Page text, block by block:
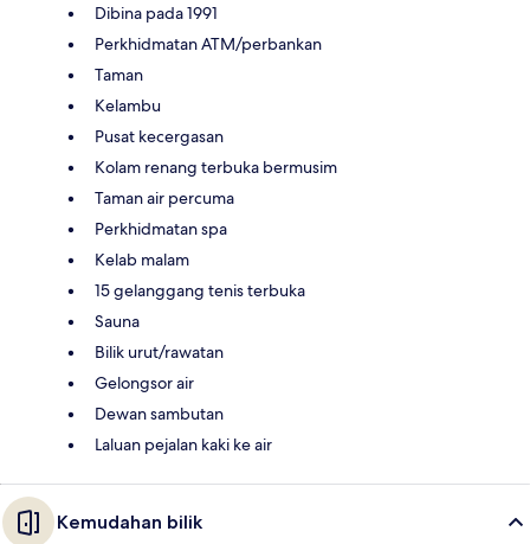
Dibina pada 1991
Perkhidmatan ATM/perbankan
Taman
Kelambu
Pusat kecergasan
Kolam renang terbuka bermusim
Taman air percuma
Perkhidmatan spa
Kelab malam
15 gelanggang tenis terbuka
Sauna
Bilik urut/rawatan
Gelongsor air
Dewan sambutan
Laluan pejalan kaki ke air
Kemudahan bilik